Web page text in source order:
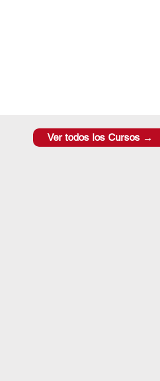
Ver todos los Cursos →